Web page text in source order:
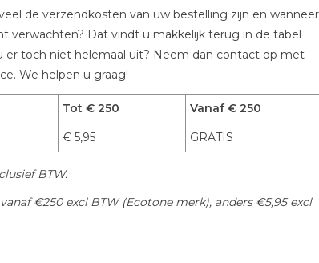
de verzendkosten van uw bestelling zijn en wanneer
verwachten? Dat vindt u makkelijk terug in de tabel
er toch niet helemaal uit? Neem dan contact op met
We helpen u graag!
Tot € 250
Vanaf € 250
€ 5,95 GRATIS
BTW.
€250 excl BTW (Ecotone merk), anders €5,95 excl